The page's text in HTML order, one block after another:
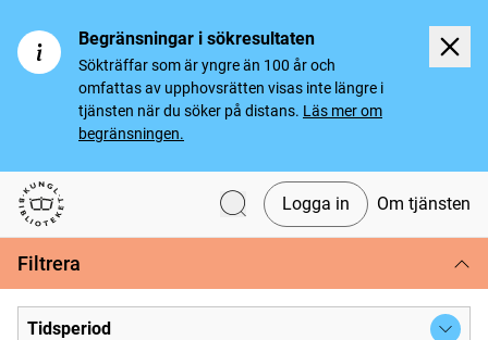
Begränsningar i sökresultaten
Sökträffar som är yngre än 100 år och
omfattas av upphovsrätten visas inte längre i
tjänsten när du söker på distans. Läs mer om
begränsningen.
Svenska tidningar
Logga in Om tjänsten
Filtrera
Tidsperiod